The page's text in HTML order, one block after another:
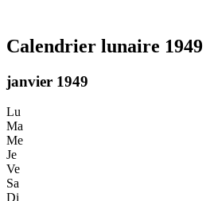
Calendrier lunaire 1949
janvier 1949
Lu
Ma
Me
Je
Ve
Sa
Di